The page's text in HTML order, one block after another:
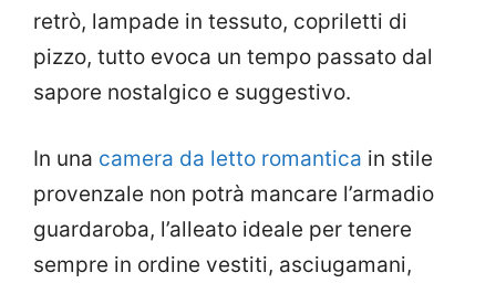
retrò, lampade in tessuto, copriletti di
pizzo, tutto evoca un tempo passato dal
sapore nostalgico e suggestivo.
In una camera da letto romantica in stile
provenzale non potrà mancare l’armadio
guardaroba, l’alleato ideale per tenere
sempre in ordine vestiti, asciugamani,